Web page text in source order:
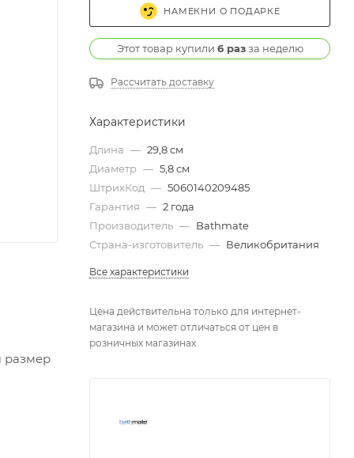
размер
НАМЕКНИ О ПОДАРКЕ
Этот товар купили 6 разза неделю
Рассчитать доставку
Характеристики
Длина — 29,8 см
Диаметр — 5,8 см
ШтрихКод — 5060140209485
Гарантия — 2 года
Производитель — Bathmate
Страна-изготовитель — Великобритания
Все характеристики
Цена действительна только для интернет-
магазина и может отличаться от цен в
розничных магазинах